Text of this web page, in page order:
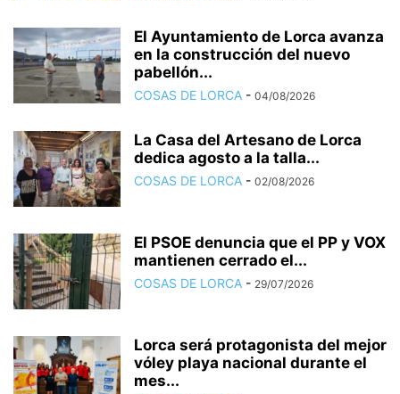
El Ayuntamiento de Lorca avanza
en la construcción del nuevo
pabellón...
COSAS DE LORCA - 04/08/2026
La Casa del Artesano de Lorca
dedica agosto a la talla...
COSAS DE LORCA - 02/08/2026
El PSOE denuncia que el PP y VOX
mantienen cerrado el...
COSAS DE LORCA - 29/07/2026
Lorca será protagonista del mejor
vóley playa nacional durante el
mes...